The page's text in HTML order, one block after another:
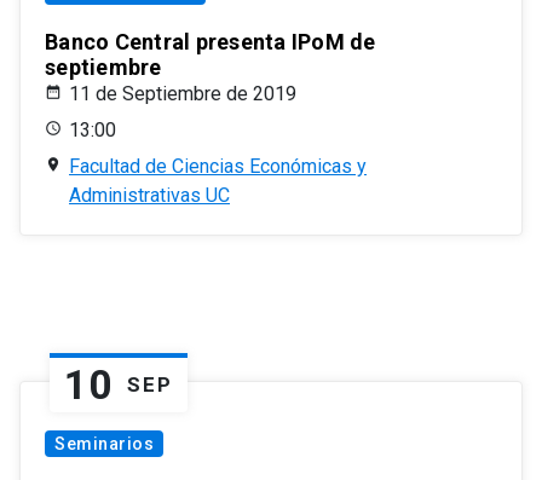
Banco Central presenta IPoM de
septiembre
11 de Septiembre de 2019
13:00
Facultad de Ciencias Económicas y
Administrativas UC
10 SEP
Seminarios